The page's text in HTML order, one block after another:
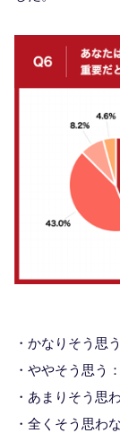
・かなりそう思
・ややそう思う
・あまりそう思
・全くそう思わ